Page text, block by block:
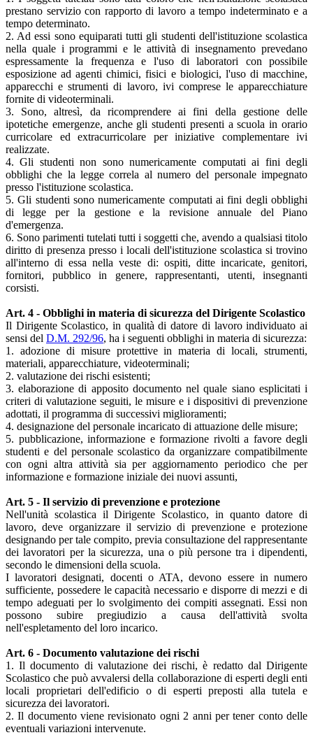
prestano servizio con rapporto di lavoro a tempo indeterminato e a
tempo determinato.
2. Ad essi sono equiparati tutti gli studenti dell'istituzione scolastica
nella quale i programmi e le attività di insegnamento prevedano
espressamente la frequenza e l'uso di laboratori con possibile
esposizione ad agenti chimici, fisici e biologici, l'uso di macchine,
apparecchi e strumenti di lavoro, ivi comprese le apparecchiature
fornite di videoterminali.
3. Sono, altresì, da ricomprendere ai fini della gestione delle
ipotetiche emergenze, anche gli studenti presenti a scuola in orario
curricolare ed extracurricolare per iniziative complementare ivi
realizzate.
4. Gli studenti non sono numericamente computati ai fini degli
obblighi che la legge correla al numero del personale impegnato
presso l'istituzione scolastica.
5. Gli studenti sono numericamente computati ai fini degli obblighi
di legge per la gestione e la revisione annuale del Piano
d'emergenza.
6. Sono parimenti tutelati tutti i soggetti che, avendo a qualsiasi titolo
diritto di presenza presso i locali dell'istituzione scolastica si trovino
all'interno di essa nella veste di: ospiti, ditte incaricate, genitori,
fornitori, pubblico in genere, rappresentanti, utenti, insegnanti
corsisti.
Art. 4 - Obblighi in materia di sicurezza del Dirigente Scolastico
Il Dirigente Scolastico, in qualità di datore di lavoro individuato ai
sensi del D.M. 292/96, ha i seguenti obblighi in materia di sicurezza:
1. adozione di misure protettive in materia di locali, strumenti,
materiali, apparecchiature, videoterminali;
2. valutazione dei rischi esistenti;
3. elaborazione di apposito documento nel quale siano esplicitati i
criteri di valutazione seguiti, le misure e i dispositivi di prevenzione
adottati, il programma di successivi miglioramenti;
4. designazione del personale incaricato di attuazione delle misure;
5. pubblicazione, informazione e formazione rivolti a favore degli
studenti e del personale scolastico da organizzare compatibilmente
con ogni altra attività sia per aggiornamento periodico che per
informazione e formazione iniziale dei nuovi assunti,
Art. 5 - Il servizio di prevenzione e protezione
Nell'unità scolastica il Dirigente Scolastico, in quanto datore di
lavoro, deve organizzare il servizio di prevenzione e protezione
designando per tale compito, previa consultazione del rappresentante
dei lavoratori per la sicurezza, una o più persone tra i dipendenti,
secondo le dimensioni della scuola.
I lavoratori designati, docenti o ATA, devono essere in numero
sufficiente, possedere le capacità necessario e disporre di mezzi e di
tempo adeguati per lo svolgimento dei compiti assegnati. Essi non
possono subire pregiudizio a causa dell'attività svolta
nell'espletamento del loro incarico.
Art. 6 - Documento valutazione dei rischi
1. Il documento di valutazione dei rischi, è redatto dal Dirigente
Scolastico che può avvalersi della collaborazione di esperti degli enti
locali proprietari dell'edificio o di esperti preposti alla tutela e
sicurezza dei lavoratori.
2. Il documento viene revisionato ogni 2 anni per tener conto delle
eventuali variazioni intervenute.